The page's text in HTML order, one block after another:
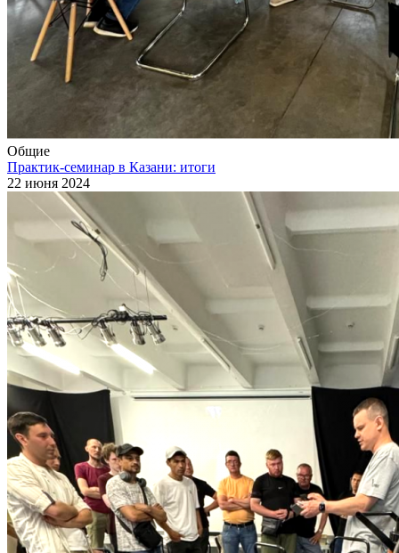
Общие
Практик-семинар в Казани: итоги
22 июня 2024